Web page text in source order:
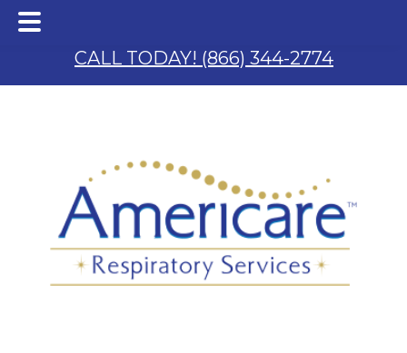
Skip
main
Skip
footer
CALL TODAY! (866) 344-2774